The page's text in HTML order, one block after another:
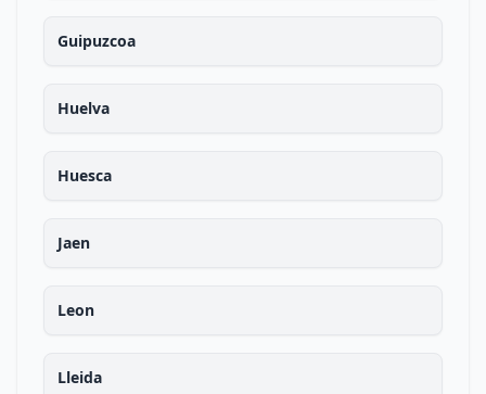
Guipuzcoa
Huelva
Huesca
Jaen
Leon
Lleida